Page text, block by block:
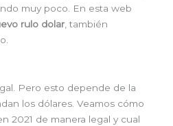
muy poco. En esta web
rulo dolar, también
Pero esto depende de la
los dólares. Veamos cómo
2021 de manera legal y cual